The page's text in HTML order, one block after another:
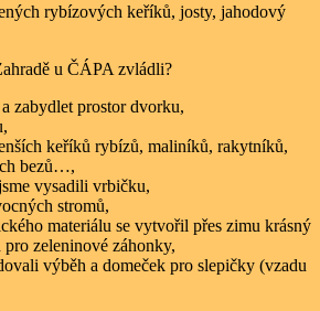
rybízových keříků, josty, jahodový
u ČÁPA zvládli?
zabydlet prostor dvorku,
keříků rybízů, maliníků, rakytníků,
bezů…,
vysadili vrbičku,
stromů,
materiálu se vytvořil přes zimu krásný
zeleninové záhonky,
výběh a domeček pro slepičky (vzadu